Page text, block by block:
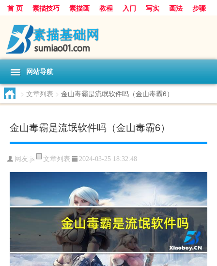
首 页 素描技巧 素描画 教程 入门 写实 画法
步骤
基础
超写实
网站导航
> 文章列表 > 金山毒霸是流氓软件吗（金山毒霸6）
金山毒霸是流氓软件吗（金山毒霸6）
网友:js 文章列表 2024-03-25 18:32:48